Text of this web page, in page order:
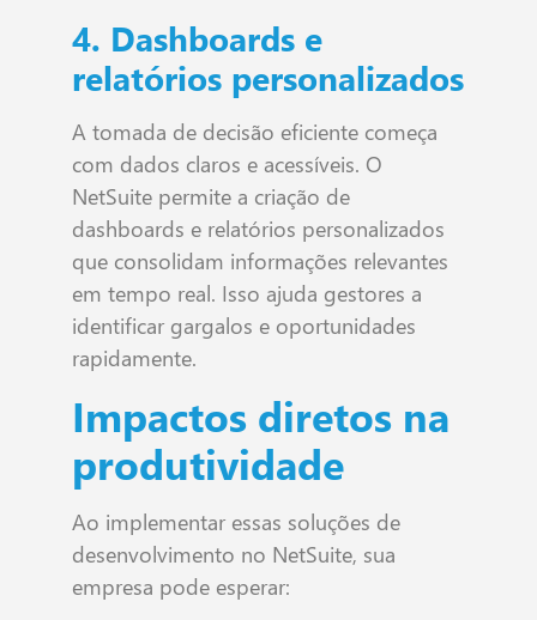
4. Dashboards e
relatórios personalizados
A tomada de decisão eficiente começa
com dados claros e acessíveis. O
NetSuite permite a criação de
dashboards e relatórios personalizados
que consolidam informações relevantes
em tempo real. Isso ajuda gestores a
identificar gargalos e oportunidades
rapidamente.
Impactos diretos na
produtividade
Ao implementar essas soluções de
desenvolvimento no NetSuite, sua
empresa pode esperar: